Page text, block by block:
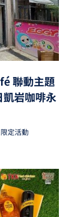
聯動主題
岩咖啡永
限定活動